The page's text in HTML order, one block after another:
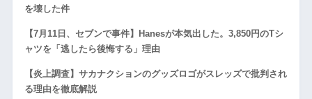
を壊した件
【7月11日、セブンで事件】Hanesが本気出した。3,850円のTシ
ャツを「逃したら後悔する」理由
【炎上調査】サカナクションのグッズロゴがスレッズで批判され
る理由を徹底解説